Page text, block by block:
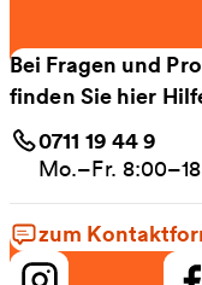
Bei Fragen und
finden Sie hier
0711 19 44 9
Mo.–Fr.
zum